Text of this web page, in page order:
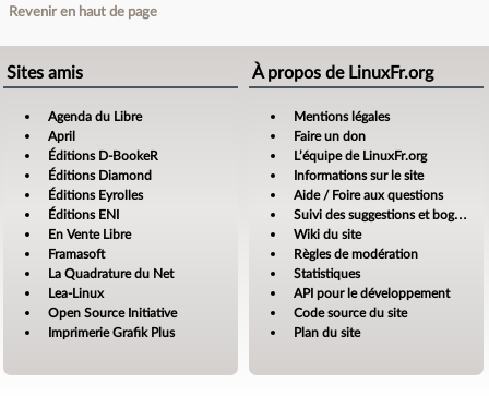
Revenir en haut de page
Sites amis
Agenda du Libre
April
Éditions D-BookeR
Éditions Diamond
Éditions Eyrolles
Éditions ENI
En Vente Libre
Framasoft
La Quadrature du Net
Lea-Linux
Open Source Initiative
Imprimerie Grafik Plus
À propos de LinuxFr.org
Mentions légales
Faire un don
L’équipe de LinuxFr.org
Informations sur le site
Aide / Foire aux questions
Suivi des suggestions et bogues
Wiki du site
Règles de modération
Statistiques
API pour le développement
Code source du site
Plan du site